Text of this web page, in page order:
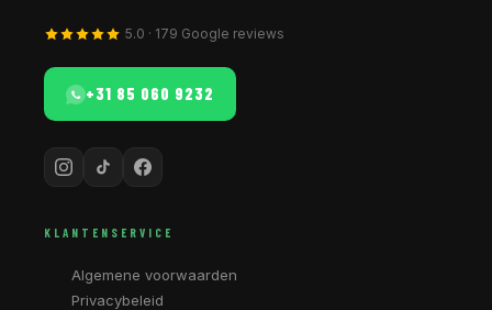
5.0 · 179 Google reviews
+31 85 060 9232
KLANTENSERVICE
Algemene voorwaarden
Privacybeleid